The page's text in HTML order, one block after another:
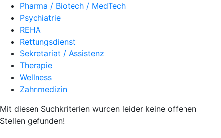
Pharma / Biotech / MedTech
Psychiatrie
REHA
Rettungsdienst
Sekretariat / Assistenz
Therapie
Wellness
Zahnmedizin
Mit diesen Suchkriterien wurden leider keine offenen
Stellen gefunden!